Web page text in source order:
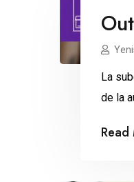
La
de la
Read